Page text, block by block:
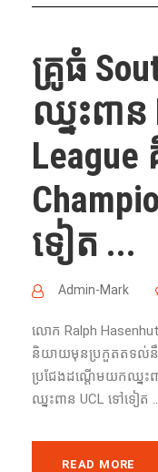
គ្រូធំ
ឈ្នះ​​ពាន​
League
ទៀត ...
Admin-Mark
លោក​ Ralph
និយាយ​មុន​ប្រកួត​តទល់នឹង​
ប្រជែង​ដណ្ដើម​យក​ឈ្នះ​
ឈ្នះ​ពាន​ UCL ទៅ​ទៀត
READ MORE